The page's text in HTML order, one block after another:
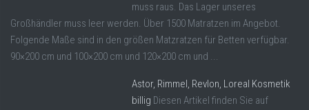
muss raus. Das Lager unseres
Großhändler muss leer werden. Über 1500 Matratzen im Angebot.
Folgende Maße sind in den größen Matzratzen für Betten verfügbar.
90×200 cm und 100×200 cm und 120×200 cm und ...
Astor, Rimmel, Revlon, Loreal Kosmetik
billig Diesen Artikel finden Sie auf